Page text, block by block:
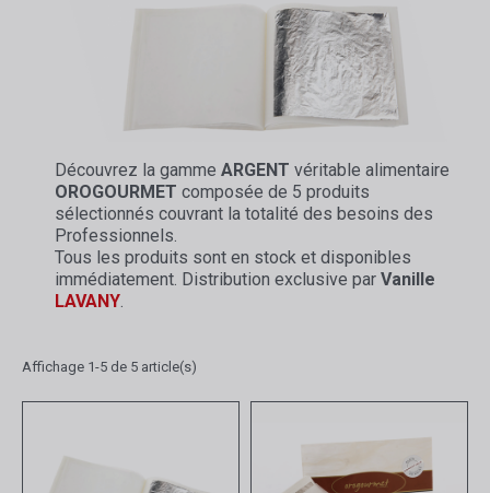
Découvrez la gamme ARGENT véritable alimentaire
OROGOURMET composée de 5 produits
sélectionnés couvrant la totalité des besoins des
Professionnels.
Tous les produits sont en stock et disponibles
immédiatement. Distribution exclusive par Vanille
LAVANY
Affichage 1-5 de 5 article(s)